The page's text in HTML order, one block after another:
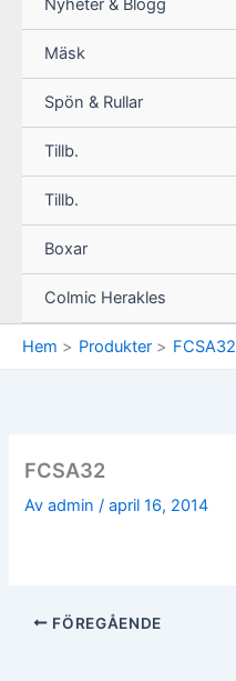
Nyheter & Blogg
Mäsk
Spön & Rullar
Tillb.
Tillb.
Boxar
Colmic Herakles
Hem Produkter FCSA32
FCSA32
Avadmin/april 16, 2014
FÖREGÅENDE